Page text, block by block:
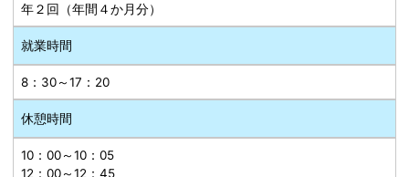
年２回（年間４か月分）
就業時間
8：30～17：20
休憩時間
10：00～10：05
12：00～12：45